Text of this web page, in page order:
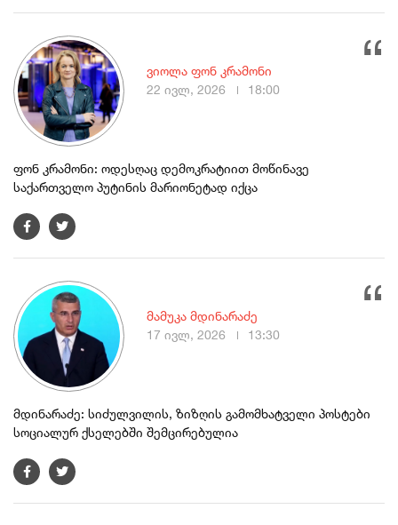
ფონ კრამონი: ოდესღაც დემოკრატიით მოწინავე
საქართველო პუტინის მარიონეტად იქცა
ვიოლა ფონ კრამონი
22 ივლ, 2026
18:00
მდინარაძე: სიძულვილის, ზიზღის გამომხატველი პოსტები
სოციალურ ქსელებში შემცირებულია
მამუკა მდინარაძე
17 ივლ, 2026
13:30